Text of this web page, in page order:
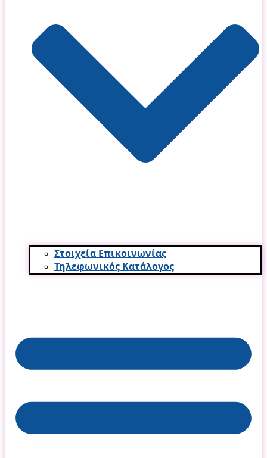
Στοιχεία Επικοινωνίας
Τηλεφωνικός Κατάλογος